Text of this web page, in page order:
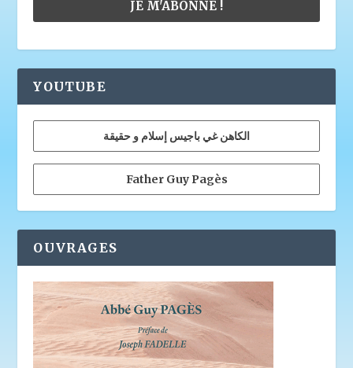
YOUTUBE
الكاهن غي باجيس إسلام و حقيقة
Father Guy Pagès
OUVRAGES